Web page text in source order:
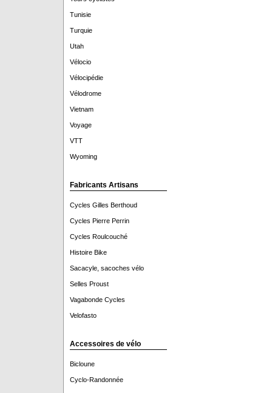
Tunisie
Turquie
Utah
Vélocio
Vélocipédie
Vélodrome
Vietnam
Voyage
VTT
Wyoming
Fabricants Artisans
Cycles Gilles Berthoud
Cycles Pierre Perrin
Cycles Roulcouché
Histoire Bike
Sacacyle, sacoches vélo
Selles Proust
Vagabonde Cycles
Velofasto
Accessoires de vélo
Bicloune
Cyclo-Randonnée